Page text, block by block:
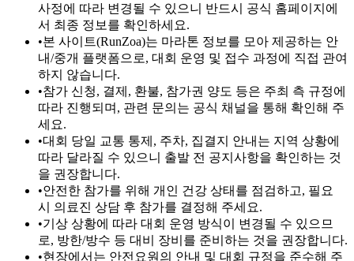
사정에 따라 변경될 수 있으니 반드시 공식 홈페이지에
서 최종 정보를 확인하세요.
•본 사이트(RunZoa)는 마라톤 정보를 모아 제공하는 안
내/중개 플랫폼으로, 대회 운영 및 접수 과정에 직접 관여
하지 않습니다.
•참가 신청, 결제, 환불, 참가권 양도 등은 주최 측 규정에
따라 진행되며, 관련 문의는 공식 채널을 통해 확인해 주
세요.
•대회 당일 교통 통제, 주차, 집결지 안내는 지역 상황에
따라 달라질 수 있으니 출발 전 공지사항을 확인하는 것
을 권장합니다.
•안전한 참가를 위해 개인 건강 상태를 점검하고, 필요
시 의료진 상담 후 참가를 결정해 주세요.
•기상 상황에 따라 대회 운영 방식이 변경될 수 있으므
로, 방한/방수 등 대비 장비를 준비하는 것을 권장합니다.
•현장에서는 안전요원의 안내 및 대회 규정을 준수해 주